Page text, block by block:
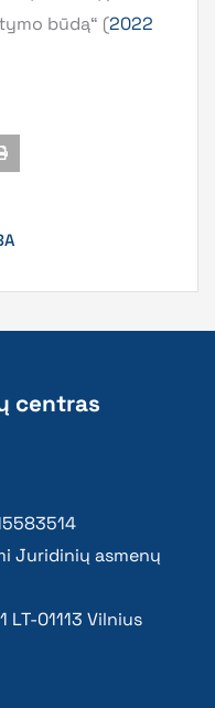
būdą“ (2022
centras
Juridinių asmenų
LT-01113 Vilnius